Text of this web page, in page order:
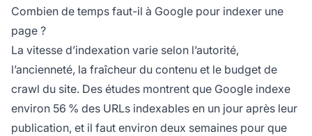
Combien de temps faut-il à Google pour indexer une
page ?
La vitesse d’indexation varie selon l’autorité,
l’ancienneté, la fraîcheur du contenu et le budget de
crawl du site. Des études montrent que Google indexe
environ 56 % des URLs indexables en un jour après leur
publication, et il faut environ deux semaines pour que